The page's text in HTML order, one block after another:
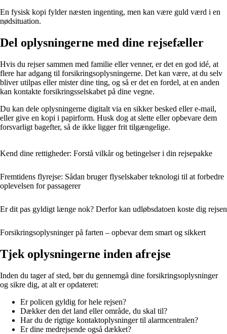
En fysisk kopi fylder næsten ingenting, men kan være guld værd i en
nødsituation.
Del oplysningerne med dine rejsefæller
Hvis du rejser sammen med familie eller venner, er det en god idé, at
flere har adgang til forsikringsoplysningerne. Det kan være, at du selv
bliver utilpas eller mister dine ting, og så er det en fordel, at en anden
kan kontakte forsikringsselskabet på dine vegne.
Du kan dele oplysningerne digitalt via en sikker besked eller e-mail,
eller give en kopi i papirform. Husk dog at slette eller opbevare dem
forsvarligt bagefter, så de ikke ligger frit tilgængelige.
Kend dine rettigheder: Forstå vilkår og betingelser i din rejsepakke
Fremtidens flyrejse: Sådan bruger flyselskaber teknologi til at forbedre
oplevelsen for passagerer
Er dit pas gyldigt længe nok? Derfor kan udløbsdatoen koste dig rejsen
Forsikringsoplysninger på farten – opbevar dem smart og sikkert
Tjek oplysningerne inden afrejse
Inden du tager af sted, bør du gennemgå dine forsikringsoplysninger
og sikre dig, at alt er opdateret:
Er policen gyldig for hele rejsen?
Dækker den det land eller område, du skal til?
Har du de rigtige kontaktoplysninger til alarmcentralen?
Er dine medrejsende også dækket?